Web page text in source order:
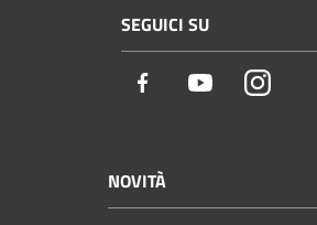
SEGUICI SU
Facebook Youtube
NOVITÀ